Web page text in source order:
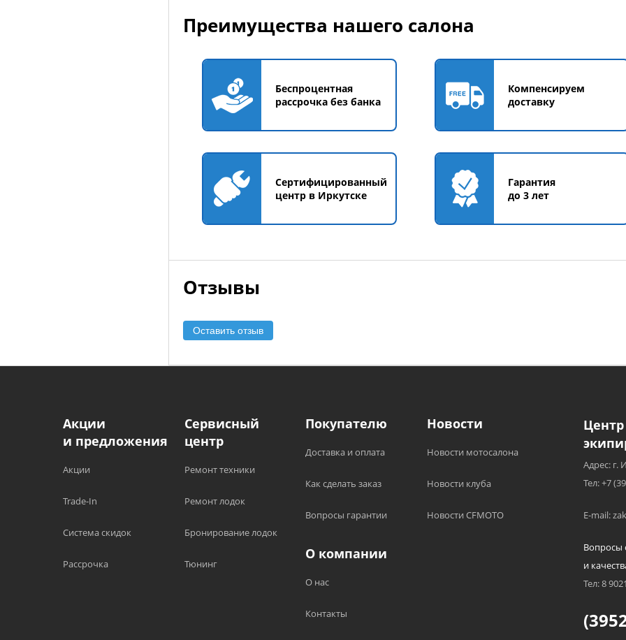
Преимущества нашего салона
Беспроцентная
рассрочка без банка
Компенсируем
доставку
Сертифицированный
центр в Иркутске
Гарантия
до 3 лет
Отзывы
Оставить отзыв
Акции
и предложения
Акции
Trade-In
Система скидок
Рассрочка
Сервисный
центр
Ремонт техники
Ремонт лодок
Бронирование лодок
Тюнинг
Покупателю
Доставка и оплата
Как сделать заказ
Вопросы гарантии
Новости
Новости мотосалона
Новости клуба
Новости CFMOTO
О компании
О нас
Контакты
Адрес: г.
Тел: +7
E-mail:
Вопросы
и
Тел: 8